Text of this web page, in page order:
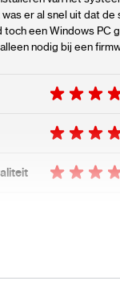
was er al snel uit dat
toch een Windows PC
nodig bij een